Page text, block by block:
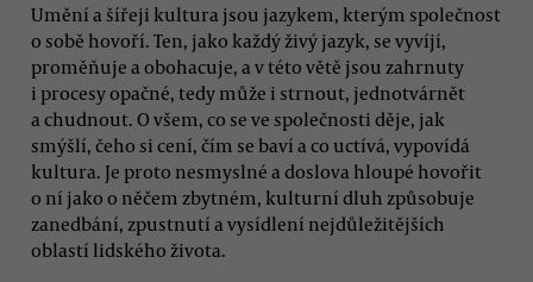
Umění a šířeji kultura jsou jazykem, kterým společnost
o sobě hovoří. Ten, jako každý živý jazyk, se vyvíjí,
proměňuje a obohacuje, a v této větě jsou zahrnuty
i procesy opačné, tedy může i strnout, jednotvárnět
a chudnout. O všem, co se ve společnosti děje, jak
smýšlí, čeho si cení, čím se baví a co uctívá, vypovídá
kultura. Je proto nesmyslné a doslova hloupé hovořit
o ní jako o něčem zbytném, kulturní dluh způsobuje
zanedbání, zpustnutí a vysídlení nejdůležitějších
oblastí lidského života.